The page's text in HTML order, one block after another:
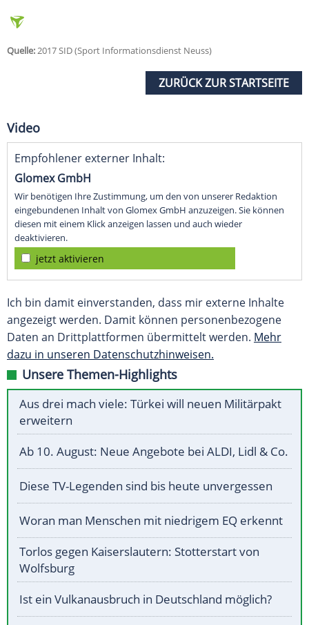
Quelle:2017 SID (Sport Informationsdienst Neuss)
ZURÜCK ZUR STARTSEITE
Video
Empfohlener externer Inhalt:
Glomex GmbH
Wir benötigen Ihre Zustimmung, um den von unserer Redaktion
eingebundenen Inhalt von Glomex GmbH anzuzeigen. Sie können
diesen mit einem Klick anzeigen lassen und auch wieder
deaktivieren.
jetzt aktivieren
Ich bin damit einverstanden, dass mir externe Inhalte
angezeigt werden. Damit können personenbezogene
Daten an Drittplattformen übermittelt werden. Mehr
dazu in unseren Datenschutzhinweisen.
Unsere Themen-Highlights
Aus drei mach viele: Türkei will neuen Militärpakt
erweitern
Ab 10. August: Neue Angebote bei ALDI, Lidl & Co.
Diese TV-Legenden sind bis heute unvergessen
Woran man Menschen mit niedrigem EQ erkennt
Torlos gegen Kaiserslautern: Stotterstart von
Wolfsburg
Ist ein Vulkanausbruch in Deutschland möglich?